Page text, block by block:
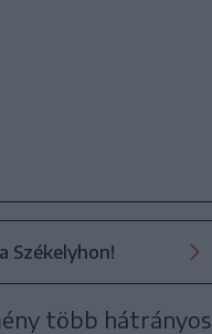
Székelyhon!
több hátrányos